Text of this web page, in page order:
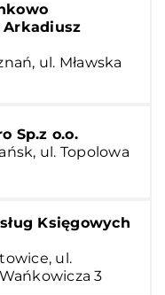
Arkadiusz
ul. Mławska
Sp.z o.o.
ul. Topolowa
Księgowych
ul.
3